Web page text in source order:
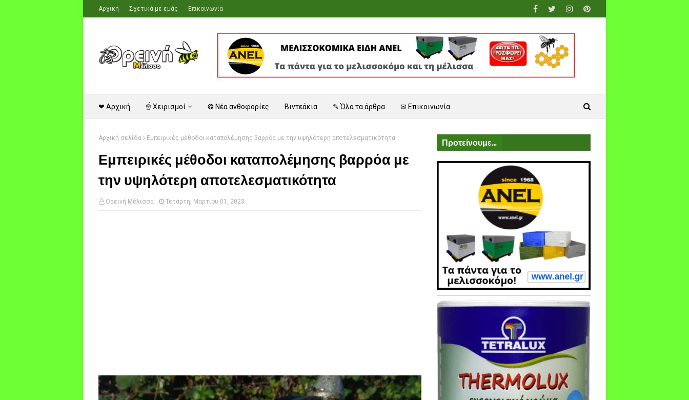
Αρχική Σχετικά με εμάς Επικοινωνία
❤ Αρχική ☝ Χειρισμοί ❂ Νέα ανθοφορίες Βιντεάκια ✎ Όλα τα άρθρα ✉ Επικοινωνία
Αρχική σελίδα Εμπειρικές μέθοδοι καταπολέμησης βαρρόα με την υψηλότερη αποτελεσματικότητα
Εμπειρικές μέθοδοι καταπολέμησης βαρρόα με
την υψηλότερη αποτελεσματικότητα
Ορεινή Μέλισσα Τετάρτη, Μαρτίου 01, 2023
Προτείνουμε...